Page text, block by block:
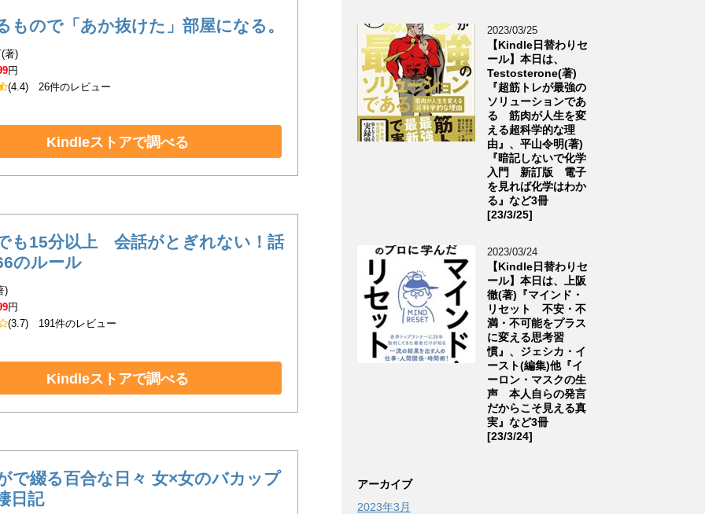
もので「あか抜けた」部屋になる。
著)
円
(4.4)26件のレビュー
Kindleストアで調べる
も15分以上 会話がとぎれない！話
のルール
)
円
(3.7) 191件のレビュー
Kindleストアで調べる
で綴る百合な日々 女×女のバカップ
日記
2023/03/25
【Kindle日替わりセ
ール】本日は、
Testosterone(著)
『超筋トレが最強の
ソリューションであ
る 筋肉が人生を変
える超科学的な理
由』、平山令明(著)
『暗記しないで化学
入門 新訂版 電子
を見れば化学はわか
る』など3冊
[23/3/25]
2023/03/24
【Kindle日替わりセ
ール】本日は、上阪
徹(著)『マインド・
リセット 不安・不
満・不可能をプラス
に変える思考習
慣』、ジェシカ・イ
ースト(編集)他『イ
ーロン・マスクの生
声 本人自らの発言
だからこそ見える真
実』など3冊
[23/3/24]
アーカイブ
2023年3月